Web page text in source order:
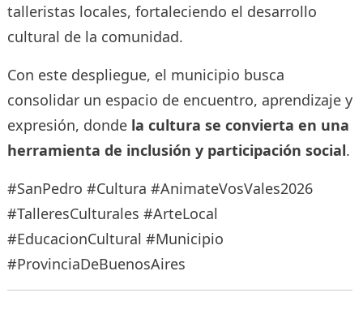
talleristas locales, fortaleciendo el desarrollo
cultural de la comunidad.
Con este despliegue, el municipio busca
consolidar un espacio de encuentro, aprendizaje y
expresión, donde la cultura se convierta en una
herramienta de inclusión y participación social.
#SanPedro #Cultura #AnimateVosVales2026
#TalleresCulturales #ArteLocal
#EducacionCultural #Municipio
#ProvinciaDeBuenosAires